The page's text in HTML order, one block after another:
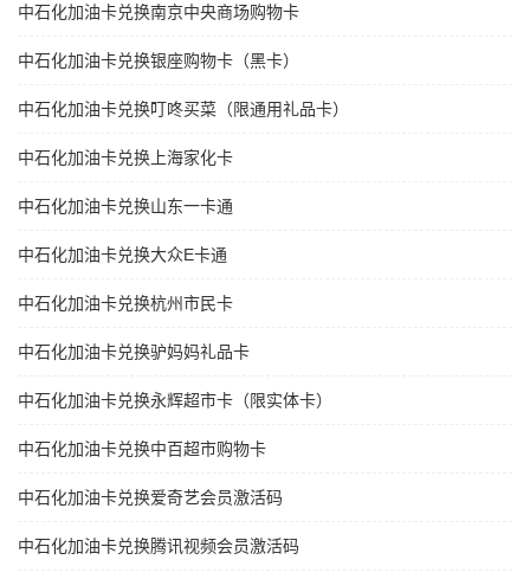
中石化加油卡兑换南京中央商场购物卡
中石化加油卡兑换银座购物卡（黑卡）
中石化加油卡兑换叮咚买菜（限通用礼品卡）
中石化加油卡兑换上海家化卡
中石化加油卡兑换山东一卡通
中石化加油卡兑换大众E卡通
中石化加油卡兑换杭州市民卡
中石化加油卡兑换驴妈妈礼品卡
中石化加油卡兑换永辉超市卡（限实体卡）
中石化加油卡兑换中百超市购物卡
中石化加油卡兑换爱奇艺会员激活码
中石化加油卡兑换腾讯视频会员激活码